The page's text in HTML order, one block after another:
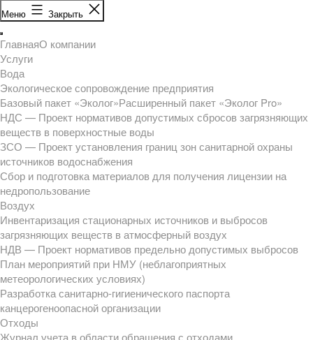
Меню Закрыть
ГлавнаяО компании
Услуги
Вода
Экологическое сопровождение предприятия
Базовый пакет «Эколог»Расширенный пакет «Эколог Pro»
НДС — Проект нормативов допустимых сбросов загрязняющих
веществ в поверхностные воды
ЗСО — Проект установления границ зон санитарной охраны
источников водоснабжения
Сбор и подготовка материалов для получения лицензии на
недропользование
Воздух
Инвентаризация стационарных источников и выбросов
загрязняющих веществ в атмосферный воздух
НДВ — Проект нормативов предельно допустимых выбросов
План мероприятий при НМУ (неблагоприятных
метеорологических условиях)
Разработка санитарно-гигиенического паспорта
канцерогеноопасной организации
Отходы
Журнал учета в области обращения с отходами